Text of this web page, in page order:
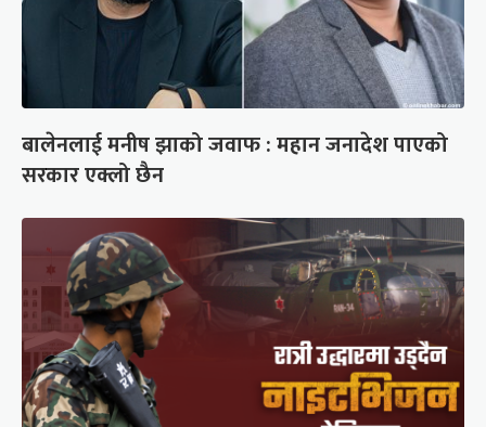
बालेनलाई मनीष झाको जवाफ : महान जनादेश पाएको
सरकार एक्लो छैन